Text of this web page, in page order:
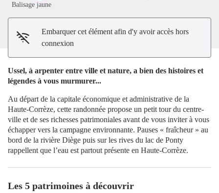
Balisage jaune
Embarquer cet élément afin d'y avoir accès hors
connexion
Ussel, à arpenter entre ville et nature, a bien des histoires et
légendes à vous murmurer...
Au départ de la capitale économique et administrative de la
Haute-Corrèze, cette randonnée propose un petit tour du centre-
ville et de ses richesses patrimoniales avant de vous inviter à vous
échapper vers la campagne environnante. Pauses « fraîcheur » au
bord de la rivière Diège puis sur les rives du lac de Ponty
rappellent que l’eau est partout présente en Haute-Corrèze.
Les 5 patrimoines à découvrir